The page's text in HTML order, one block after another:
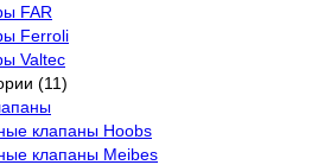
FAR
Ferroli
Valtec
(11)
клапаны Hoobs
клапаны Meibes